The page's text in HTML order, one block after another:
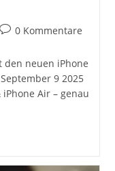
Beitrags-
0 Kommentare
den neuen iPhone
9 2025
Air – genau